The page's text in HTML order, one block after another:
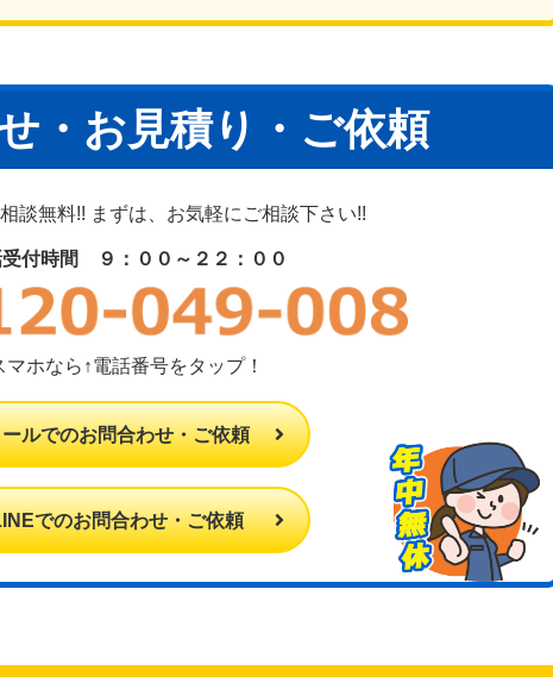
・お見積り・ご依頼
談無料!! まずは、お気軽にご相談下さい!!
受付時間 ９：００～２２：００
マホなら↑電話番号をタップ！
ルでのお問合わせ・ご依頼
でのお問合わせ・ご依頼